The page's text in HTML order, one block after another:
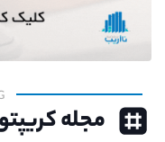
مجله کریپتو